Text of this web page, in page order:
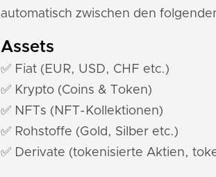
automatisch zwischen den
Assets
✅ Fiat (EUR, USD, CHF etc.)
✅ Krypto (Coins & Token)
✅ NFTs (NFT-Kollektionen)
✅ Rohstoffe (Gold, Silber etc.)
✅ Derivate (tokenisierte Aktien,